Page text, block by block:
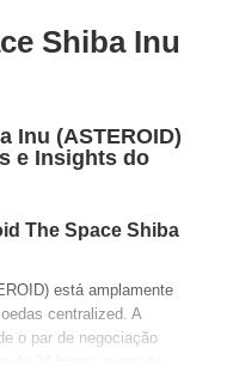
Shiba Inu
Inu (ASTEROID)
e Insights do
The Space Shiba
está amplamente
centralized. A
o par de negociação